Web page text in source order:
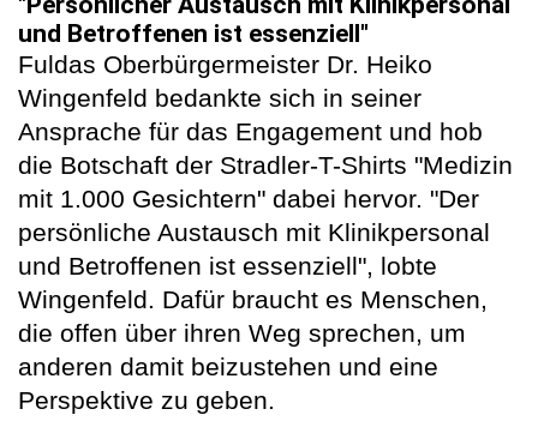
und Betroffenen ist essenziell"
Fuldas Oberbürgermeister Dr. Heiko
Wingenfeld bedankte sich in seiner
Ansprache für das Engagement und hob
die Botschaft der Stradler-T-Shirts "Medizin
mit 1.000 Gesichtern" dabei hervor. "Der
persönliche Austausch mit Klinikpersonal
und Betroffenen ist essenziell", lobte
Wingenfeld. Dafür braucht es Menschen,
die offen über ihren Weg sprechen, um
anderen damit beizustehen und eine
Perspektive zu geben.